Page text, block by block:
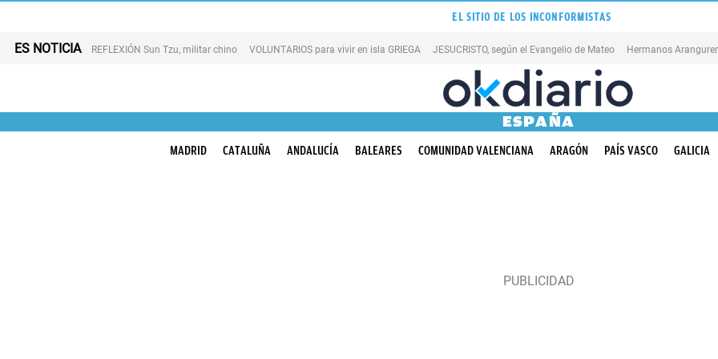
EL SITIO DE LOS INCONFORMISTAS
ES NOTICIA REFLEXIÓN Sun Tzu, militar chino VOLUNTARIOS para vivir en isla GRIEGA JESUCRISTO, según el Evangelio de Mateo Hermanos Aranguren
ESPAÑA
MADRID CATALUÑA ANDALUCÍA BALEARES COMUNIDAD VALENCIANA ARAGÓN PAÍS VASCO GALICIA